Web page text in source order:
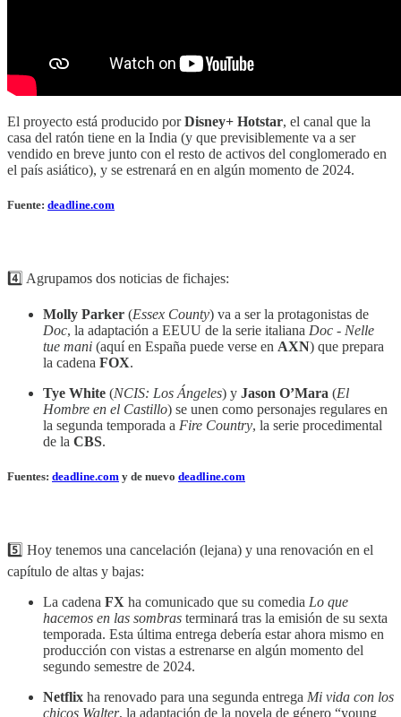
El proyecto está producido porDisney+ Hotstar, el canal que la
casa del ratón tiene en la India (y que previsiblemente va a ser
vendido en breve junto con el resto de activos del conglomerado en
el país asiático), y se estrenará en en algún momento de 2024.
Fuente: deadline.com
4️⃣ Agrupamos dos noticias de fichajes:
Molly Parker (Essex County) va a ser la protagonistas de
Doc, la adaptación a EEUU de la serie italiana Doc - Nelle
tue mani (aquí en España puede verse en AXN) que prepara
la cadena FOX.
Tye White (NCIS: Los Ángeles) y Jason O’Mara (El
Hombre en el Castillo) se unen como personajes regulares en
la segunda temporada a Fire Country, la serie procedimental
de la CBS.
Fuentes: deadline.com y de nuevo deadline.com
5️⃣ Hoy tenemos una cancelación (lejana) y una renovación en el
capítulo de altas y bajas:
La cadena FX ha comunicado que su comedia Lo que
hacemos en las sombras terminará tras la emisión de su sexta
temporada. Esta última entrega debería estar ahora mismo en
producción con vistas a estrenarse en algún momento del
segundo semestre de 2024.
Netflix ha renovado para una segunda entrega Mi vida con los
chicos Walter, la adaptación de la novela de género “young